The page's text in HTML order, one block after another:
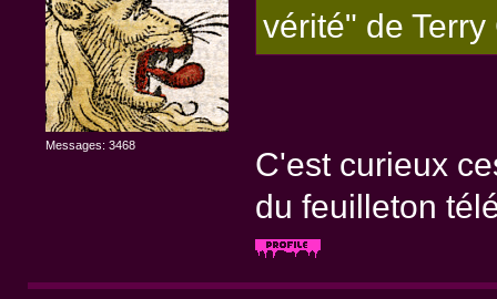
Messages: 3468
vérité" de
C'est curieux
du feuilleton